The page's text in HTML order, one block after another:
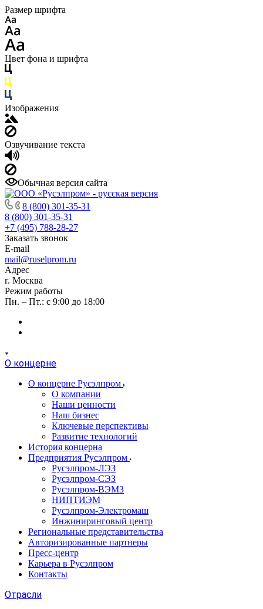
Размер шрифта
Цвет фона и шрифта
Изображения
Озвучивание текста
Обычная версия сайта
8 (800) 301-35-31
8 (800) 301-35-31
+7 (495) 788-28-27
Заказать звонок
E-mail
mail@ruselprom.ru
Адрес
г. Москва
Режим работы
Пн. – Пт.: с 9:00 до 18:00
О концерне
О концерне Русэлпром
О компании
Наши ценности
Наш бизнес
Ключевые перспективы
Развитие технологий
История концерна
Предприятия Русэлпром
Русэлпром-ЛЭЗ
Русэлпром-СЭЗ
Русэлпром-ВЭМЗ
НИПТИЭМ
Русэлпром-Электромаш
Инжиниринговый центр
Региональные представительства
Авторизированные партнеры
Пресс-центр
Карьера в Русэлпром
Контакты
Отрасли